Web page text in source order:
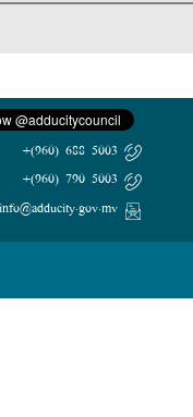
info@adducity.gov.mv